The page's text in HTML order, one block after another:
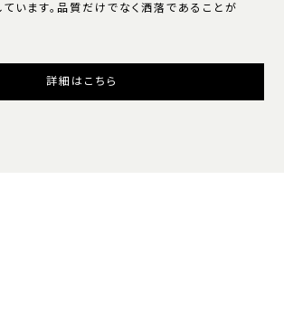
います。品質だけでなく洒落であることが
詳細はこちら